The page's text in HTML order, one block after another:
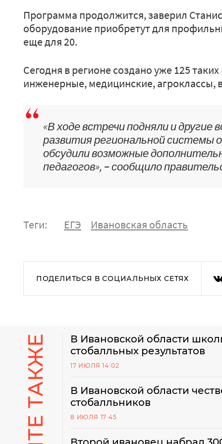
Программа продолжится, заверил
оборудование приобретут для
еще для 20.
Сегодня в регионе создано уже 125
инженерные, медицинские, агроклассы,
«В ходе встречи подняли и другие
развития региональной системы
обсудили возможные
педагогов», − сообщило
Теги: ЕГЭ Ивановская область
ПОДЕЛИТЬСЯ В СОЦИАЛЬНЫХ СЕТЯХ
В Ивановской области
стобалльных результатов
17 ИЮЛЯ 14:02
В Ивановской области
стобалльников
8 ИЮЛЯ 17:45